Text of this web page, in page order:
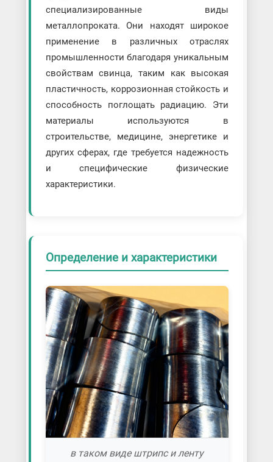
специализированные виды
металлопроката. Они находят широкое
применение в различных отраслях
промышленности благодаря уникальным
свойствам свинца, таким как высокая
пластичность, коррозионная стойкость и
способность поглощать радиацию. Эти
материалы используются в
строительстве, медицине, энергетике и
других сферах, где требуется надежность
и специфические физические
характеристики.
Определение и характеристики
в таком виде штрипс и ленту